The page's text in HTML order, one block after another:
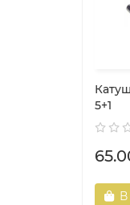
5+1